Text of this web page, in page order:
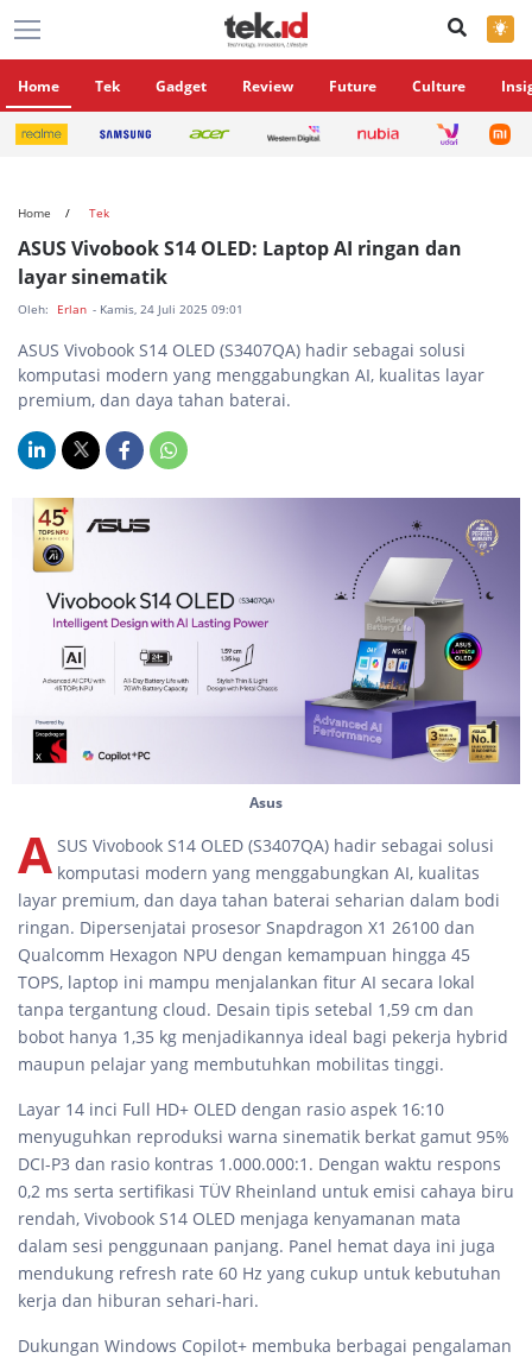
×
Home Tek Gadget Review Future Culture
Home Tek
ASUS Vivobook S14 OLED: Laptop AI ringan dan
layar sinematik
Oleh: Erlan - Kamis, 24 Juli 2025 09:01
ASUS Vivobook S14 OLED (S3407QA) hadir sebagai solusi
komputasi modern yang menggabungkan AI, kualitas layar
premium, dan daya tahan baterai.
Asus
A SUS Vivobook S14 OLED (S3407QA) hadir sebagai solusi
komputasi modern yang menggabungkan AI, kualitas
layar premium, dan daya tahan baterai seharian dalam bodi
ringan. Dipersenjatai prosesor Snapdragon X1 26100 dan
Qualcomm Hexagon NPU dengan kemampuan hingga 45
TOPS, laptop ini mampu menjalankan fitur AI secara lokal
tanpa tergantung cloud. Desain tipis setebal 1,59 cm dan
bobot hanya 1,35 kg menjadikannya ideal bagi pekerja hybrid
maupun pelajar yang membutuhkan mobilitas tinggi.
Layar 14 inci Full HD+ OLED dengan rasio aspek 16:10
menyuguhkan reproduksi warna sinematik berkat gamut 95%
DCI-P3 dan rasio kontras 1.000.000:1. Dengan waktu respons
0,2 ms serta sertifikasi TÜV Rheinland untuk emisi cahaya biru
rendah, Vivobook S14 OLED menjaga kenyamanan mata
dalam sesi penggunaan panjang. Panel hemat daya ini juga
mendukung refresh rate 60 Hz yang cukup untuk kebutuhan
kerja dan hiburan sehari-hari.
Dukungan Windows Copilot+ membuka berbagai pengalaman